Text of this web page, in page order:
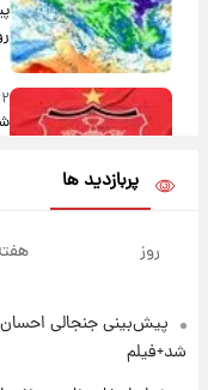
۲۲
۱ روز پیش
پربازدید ها
روز
پیش‌بینی جنجالی احسان
شد+فیلم